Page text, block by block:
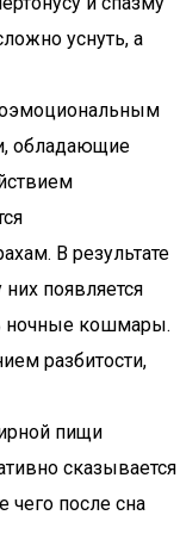
уснуть, а
обладающие
В результате
появляется
ночные кошмары.
разбитости,
пищи
сказывается
чего после сна